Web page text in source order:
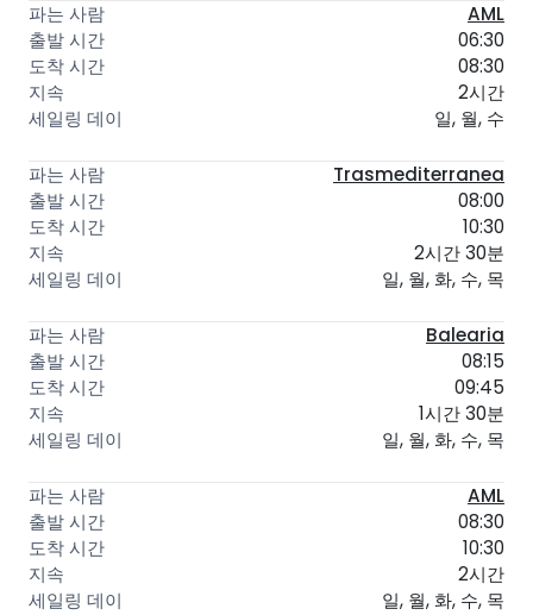
AML
06:30
08:30
2시간
일, 월, 수
Trasmediterranea
08:00
10:30
2시간 30분
일, 월, 화, 수, 목
Balearia
08:15
09:45
1시간 30분
일, 월, 화, 수, 목
AML
08:30
10:30
2시간
일, 월, 화, 수, 목